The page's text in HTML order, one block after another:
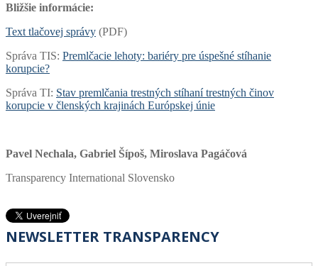
Bližšie informácie:
Text tlačovej správy (PDF)
Správa TIS: Premlčacie lehoty: bariéry pre úspešné stíhanie
korupcie?
Správa TI: Stav premlčania trestných stíhaní trestných činov
korupcie v členských krajinách Európskej únie
Pavel Nechala, Gabriel Šípoš, Miroslava Pagáčová
Transparency International Slovensko